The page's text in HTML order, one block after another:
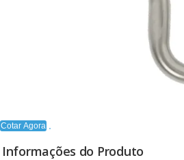
Cotar Agora
Informações do Produto